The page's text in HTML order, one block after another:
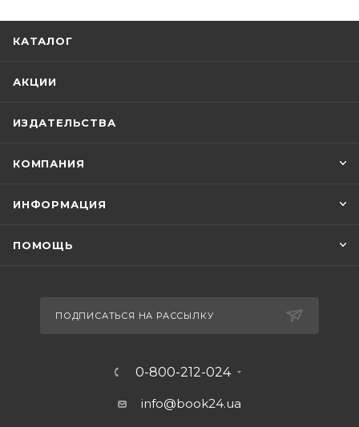
КАТАЛОГ
АКЦИИ
ИЗДАТЕЛЬСТВА
КОМПАНИЯ
ИНФОРМАЦИЯ
ПОМОЩЬ
ПОДПИСАТЬСЯ НА РАССЫЛКУ
0-800-212-024
info@book24.ua